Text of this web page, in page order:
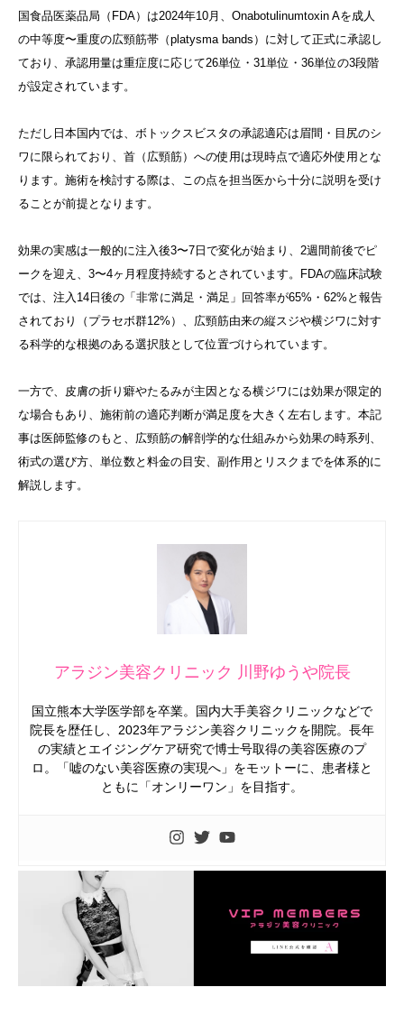
国食品医薬品局（FDA）は2024年10月、Onabotulinumtoxin Aを成人
の中等度〜重度の広頸筋帯（platysma bands）に対して正式に承認し
ており、承認用量は重症度に応じて26単位・31単位・36単位の3段階
が設定されています。
ただし日本国内では、ボトックスビスタの承認適応は眉間・目尻のシ
ワに限られており、首（広頸筋）への使用は現時点で適応外使用とな
ります。施術を検討する際は、この点を担当医から十分に説明を受け
ることが前提となります。
効果の実感は一般的に注入後3〜7日で変化が始まり、2週間前後でピ
ークを迎え、3〜4ヶ月程度持続するとされています。FDAの臨床試験
では、注入14日後の「非常に満足・満足」回答率が65%・62%と報告
されており（プラセボ群12%）、広頸筋由来の縦スジや横ジワに対す
る科学的な根拠のある選択肢として位置づけられています。
一方で、皮膚の折り癖やたるみが主因となる横ジワには効果が限定的
な場合もあり、施術前の適応判断が満足度を大きく左右します。本記
事は医師監修のもと、広頸筋の解剖学的な仕組みから効果の時系列、
術式の選び方、単位数と料金の目安、副作用とリスクまでを体系的に
解説します。
アラジン美容クリニック 川野ゆうや院長
国立熊本大学医学部を卒業。国内大手美容クリニックなどで
院長を歴任し、2023年アラジン美容クリニックを開院。長年
の実績とエイジングケア研究で博士号取得の美容医療のプ
ロ。「嘘のない美容医療の実現へ」をモットーに、患者様と
ともに「オンリーワン」を目指す。